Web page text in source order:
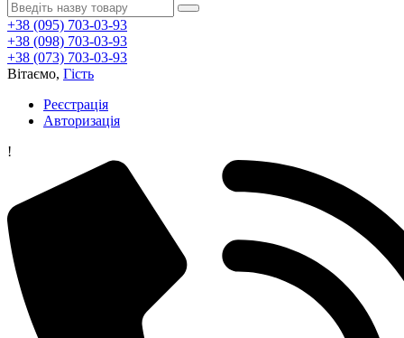
+38 (095) 703-03-93
+38 (098) 703-03-93
+38 (073) 703-03-93
Вітаємо, Гість
Реєстрація
Авторизація
!